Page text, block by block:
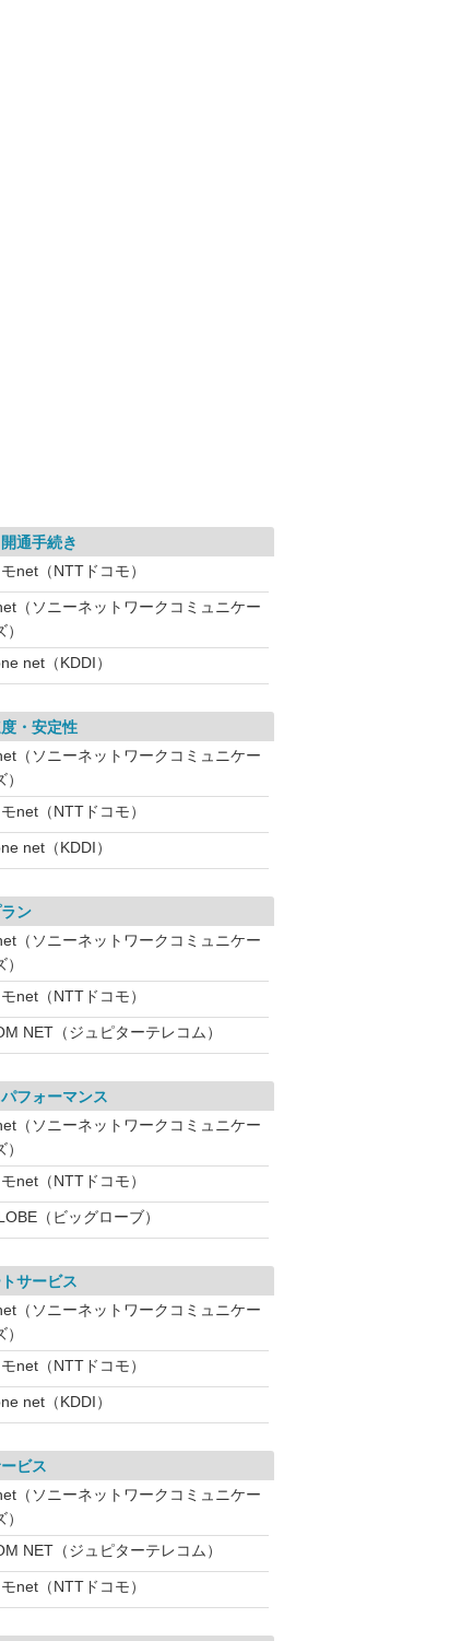
通手続き
モnet（NTTドコモ）
（ソニーネットワークコミュニケー
net（KDDI）
・安定性
（ソニーネットワークコミュニケー
モnet（NTTドコモ）
net（KDDI）
ン
（ソニーネットワークコミュニケー
モnet（NTTドコモ）
NET（ジュピターテレコム）
フォーマンス
（ソニーネットワークコミュニケー
モnet（NTTドコモ）
（ビッグローブ）
サービス
（ソニーネットワークコミュニケー
モnet（NTTドコモ）
net（KDDI）
ビス
（ソニーネットワークコミュニケー
NET（ジュピターテレコム）
モnet（NTTドコモ）